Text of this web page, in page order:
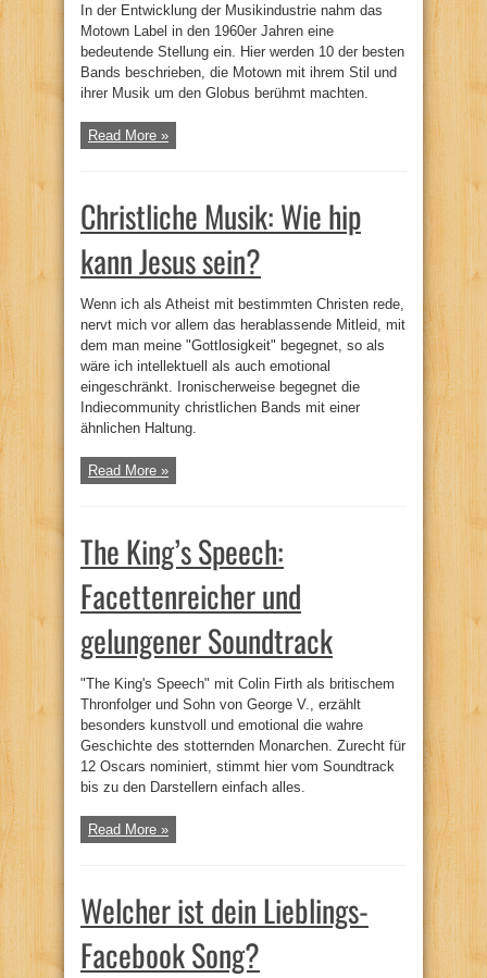
In der Entwicklung der Musikindustrie nahm das
Motown Label in den 1960er Jahren eine
bedeutende Stellung ein. Hier werden 10 der besten
Bands beschrieben, die Motown mit ihrem Stil und
ihrer Musik um den Globus berühmt machten.
Read More »
Christliche Musik: Wie hip
kann Jesus sein?
Wenn ich als Atheist mit bestimmten Christen rede,
nervt mich vor allem das herablassende Mitleid, mit
dem man meine "Gottlosigkeit" begegnet, so als
wäre ich intellektuell als auch emotional
eingeschränkt. Ironischerweise begegnet die
Indiecommunity christlichen Bands mit einer
ähnlichen Haltung.
Read More »
The King’s Speech:
Facettenreicher und
gelungener Soundtrack
"The King's Speech" mit Colin Firth als britischem
Thronfolger und Sohn von George V., erzählt
besonders kunstvoll und emotional die wahre
Geschichte des stotternden Monarchen. Zurecht für
12 Oscars nominiert, stimmt hier vom Soundtrack
bis zu den Darstellern einfach alles.
Read More »
Welcher ist dein Lieblings-
Facebook Song?